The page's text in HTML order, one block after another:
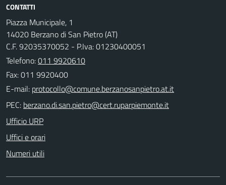
CONTATTI
Piazza Municipale, 1
14020 Berzano di San Pietro (AT)
C.F. 92035370052 - P.Iva: 01230400051
Telefono:011 9920610
Fax: 011 9920400
E-mail:
PEC:
Ufficio URP
Uffici e orari
Numeri utili